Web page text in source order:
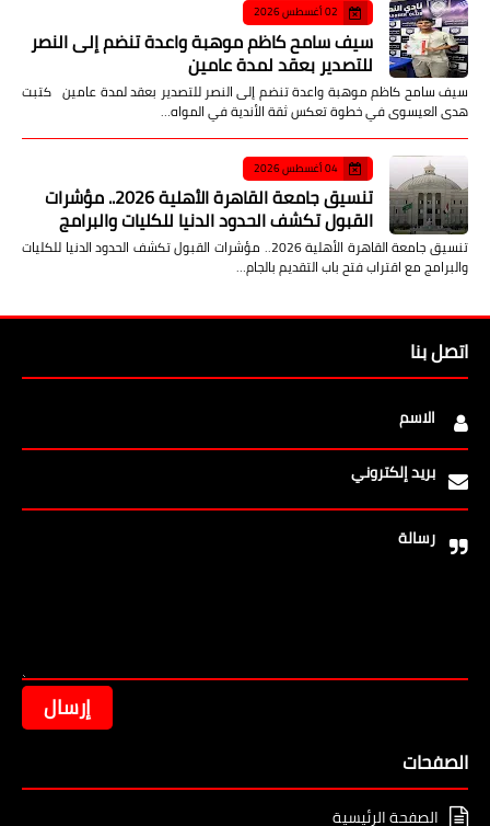
02 أغسطس 2026
سيف سامح كاظم موهبة واعدة تنضم إلى النصر
للتصدير بعقد لمدة عامين
سيف سامح كاظم موهبة واعدة تنضم إلى النصر للتصدير بعقد لمدة عامين كتبت
هدى العيسوى في خطوة تعكس ثقة الأندية في المواه…
04 أغسطس 2026
تنسيق جامعة القاهرة الأهلية 2026.. مؤشرات
القبول تكشف الحدود الدنيا للكليات والبرامج
تنسيق جامعة القاهرة الأهلية 2026.. مؤشرات القبول تكشف الحدود الدنيا للكليات
والبرامج مع اقتراب فتح باب التقديم بالجام…
اتصل بنا
الاسم
بريد إلكتروني
رسالة
الصفحات
الصفحة الرئيسية